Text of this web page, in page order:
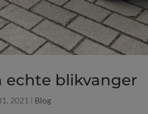
echte blikvanger
2021 | Blog